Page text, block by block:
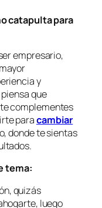
catapulta para
empresario,
y
que
complementes
paracambiar
donde te sientas
tema:
quizás
luego